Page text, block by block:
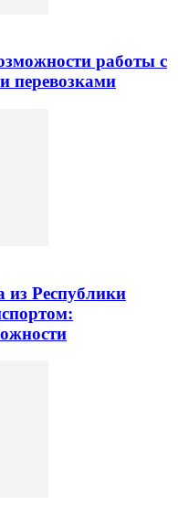
работы с
перевозками
из Республики